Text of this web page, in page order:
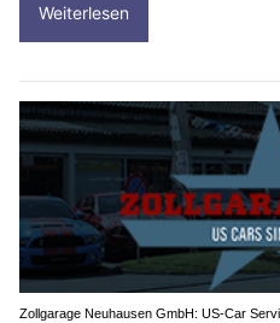
Weiterlesen
Zollgarage Neuhausen GmbH: US-Car